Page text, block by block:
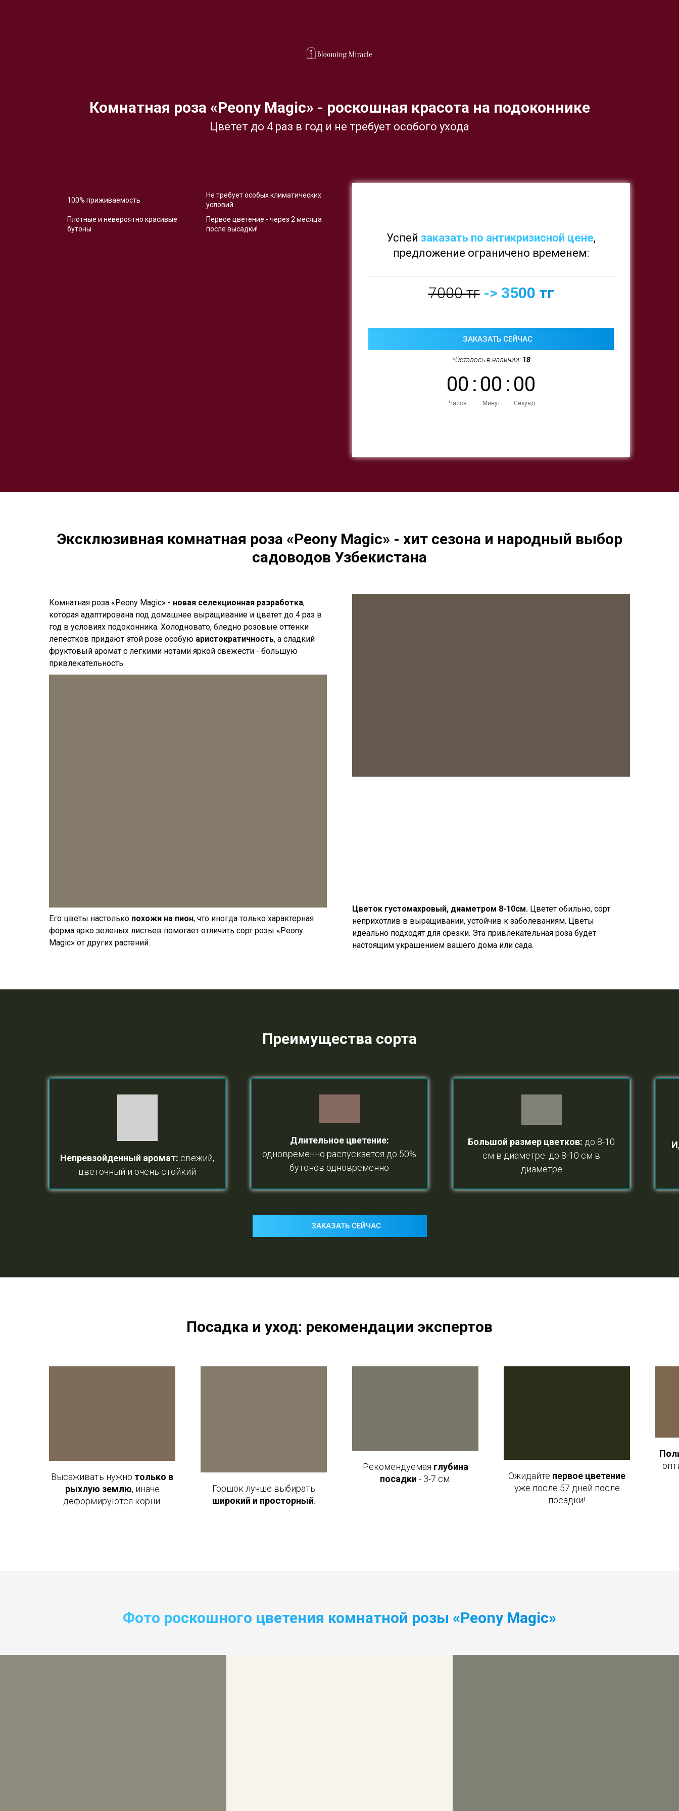
Комнатная роза «Peony Magic» - роскошная красота на подоконнике
Цветет до 4 раз в год и не требует особого ухода
100% приживаемость
Не требует особых климатических
условий
Плотные и невероятно красивые
бутоны
Первое цветение - через 2 месяца
после высадки!
Успей заказать по антикризисной цене,
предложение ограничено временем:
7000 тг -> 3500 тг
ЗАКАЗАТЬ СЕЙЧАС
*Осталось в наличии: 18
00
Часов
: 00
Минут
: 00
Секунд
Эксклюзивная комнатная роза «Peony Magic» - хит сезона и народный выбор
садоводов Узбекистана
Комнатная роза «Peony Magic» - новая селекционная разработка,
которая адаптирована под домашнее выращивание и цветет до 4 раз в
год в условиях подоконника. Холодновато, бледно розовые оттенки
лепестков придают этой розе особую аристократичность, а сладкий
фруктовый аромат с легкими нотами яркой свежести - большую
привлекательность.
Его цветы настолько похожи на пион, что иногда только характерная
форма ярко зеленых листьев помогает отличить сорт розы «Peony
Magic» от других растений.
Цветок густомахровый, диаметром 8-10см. Цветет обильно, сорт
неприхотлив в выращивании, устойчив к заболеваниям. Цветы
идеально подходят для срезки. Эта привлекательная роза будет
настоящим украшением вашего дома или сада.
Преимущества сорта
Непревзойденный аромат: свежий,
цветочный и очень стойкий
Длительное цветение:
одновременно распускается до 50%
бутонов одновременно
Большой размер цветков: до 8-10
см в диаметре: до 8-10 см в
диаметре
ЗАКАЗАТЬ СЕЙЧАС
Посадка и уход: рекомендации экспертов
Высаживать нужно только в
рыхлую землю, иначе
деформируются корни.
Горшок лучше выбирать
широкий и просторный
Рекомендуемая глубина
посадки - 3-7 см. Ожидайте первое цветение
уже после 57 дней после
посадки!
Фото роскошного цветения комнатной розы «Peony Magic»